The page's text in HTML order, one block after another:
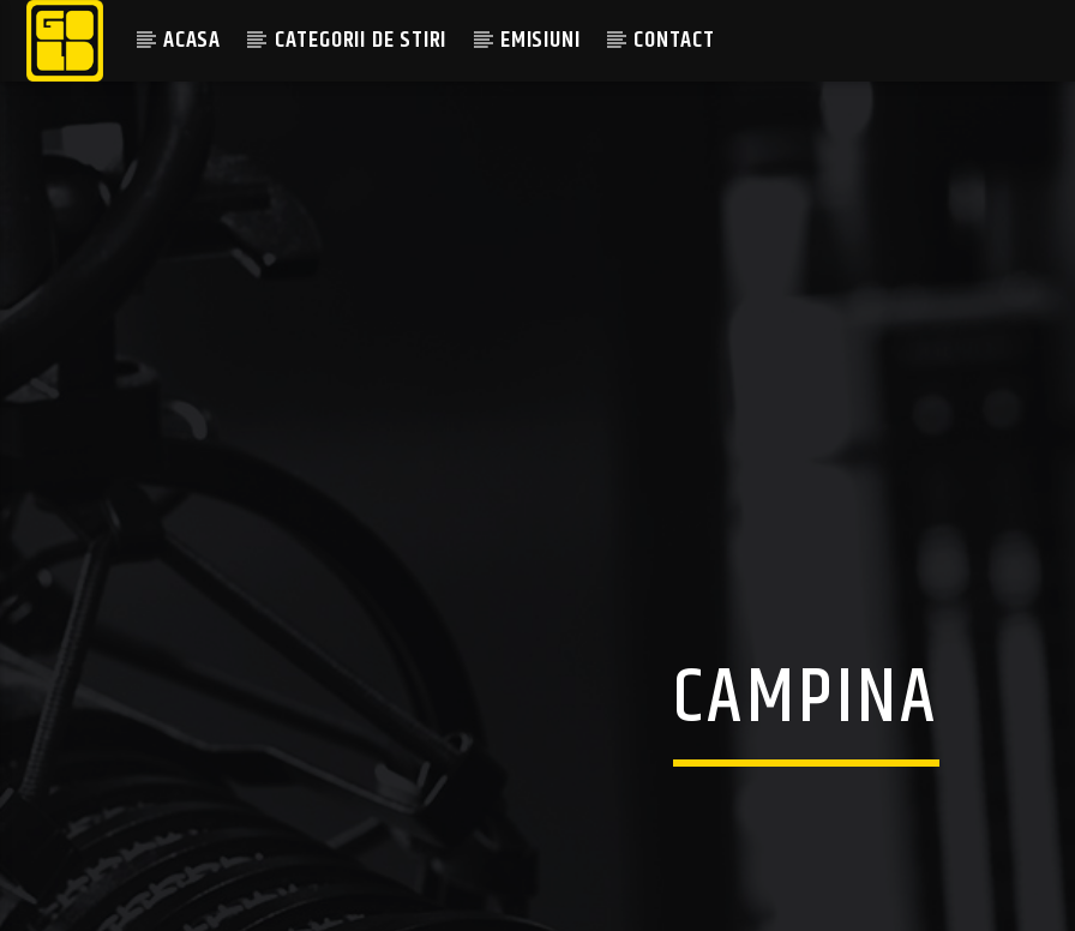
ACASA CATEGORII DE STIRI EMISIUNI CONTACT
CAMPINA